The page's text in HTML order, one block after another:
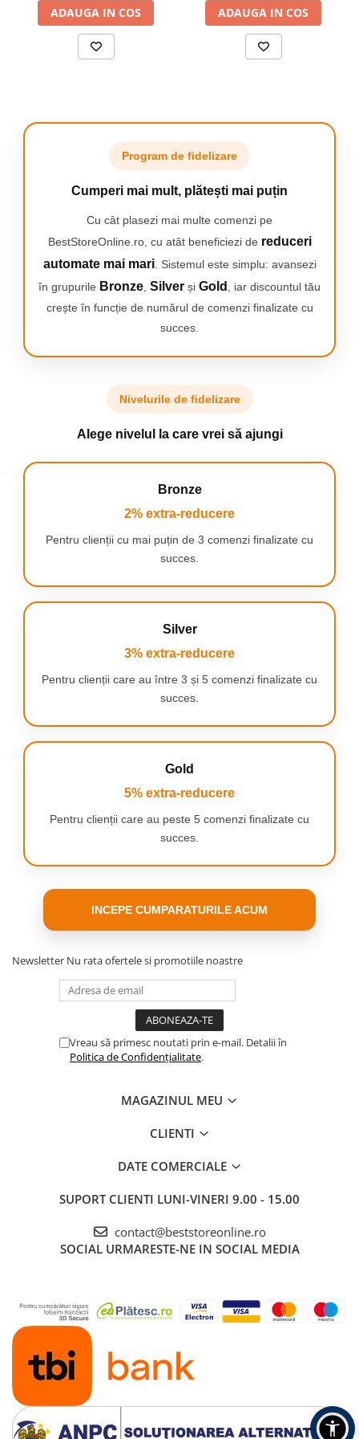
Accesorii versatile
Doua concentratoare (4 mm/6 mm) ofera un flux
de aer de mare precizie pentru o uscare precisa
compact perfect pentru a fi luat in bagaj atunci
cand calatoresti.
Tehnologia cu ioni ofera rezultate netede si
matasoase, cu pana la de 3 ori mai multa
stralucire*** si mai putin par electrizat.
Usor de folosit
Cele 3 trepte de temperatura/viteza sunt usor
ecran LCD, func
ADAUGA IN COS
Timer vizibil, Trusa de
ADAUGA IN COS
Program de fidelizare
Cumperi mai mult, plătești mai puțin
Cu cât plasezi mai multe comenzi pe
BestStoreOnline.ro, cu atât beneficiezi de reduceri
automate mai mari. Sistemul este simplu: avansezi
în grupurile Bronze Silver și Gold
, iar discountul tău
crește în funcție de numărul de comenzi finalizate cu
succes.
Nivelurile de fidelizare
Alege nivelul la care vrei să ajungi
Bronze
2% extra-reducere
Pentru clienții cu mai puțin de 3 comenzi finalizate cu
succes.
Silver
3% extra-reducere
Pentru clienții care au între 3 și 5 comenzi finalizate cu
succes.
Gold
5% extra-reducere
Pentru clienții care au peste 5 comenzi finalizate cu
succes.
INCEPE CUMPARATURILE ACUM
Newsletter Nu rata ofertele si promotiile noastre
Vreau să primesc noutati prin e-mail. Detalii în
Politica de Confidențialitate.
MAGAZINUL MEU
CLIENTI
DATE COMERCIALE
SUPORT CLIENTI LUNI-VINERI 9.00 - 15.00
contact@beststoreonline.ro
SOCIAL URMARESTE-NE IN SOCIAL MEDIA